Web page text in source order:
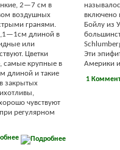
2—7 см в
воздушных
гранями.
длиной в
или
Цветки
самые крупные в
длиной и такие
закрытых
чувствуют
регулярном
включено
Бойлу из
Эти
Америки
1